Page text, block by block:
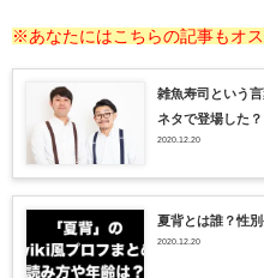
※あなたにはこちらの記事もオス
雑魚寿司という
ネタで登場した？
2020.12.20
夏背とは誰？性
2020.12.20